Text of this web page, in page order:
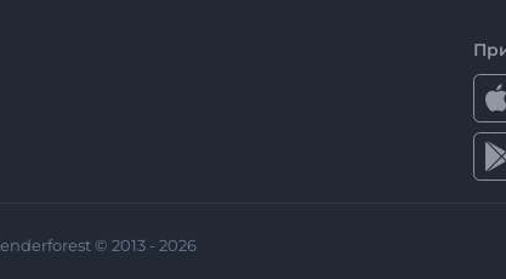
© 2013 - 2026